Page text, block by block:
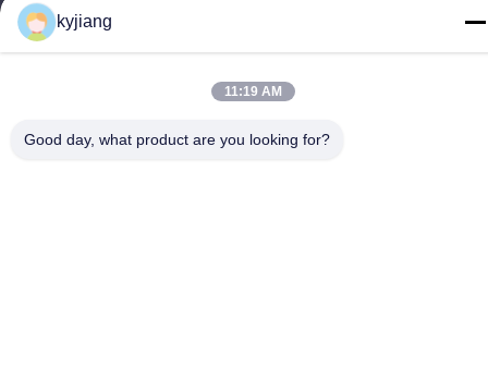
Jiangsu प्रांत
kyjiang
11:19 AM
Good day, what product are you looking for?